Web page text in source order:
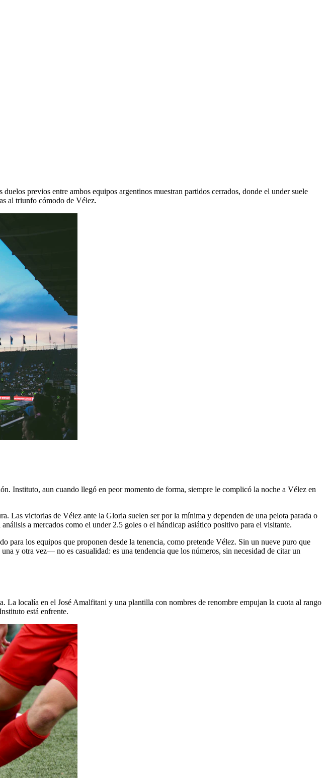
previos entre ambos equipos argentinos muestran partidos cerrados, donde el under suele
al triunfo cómodo de Vélez.
Instituto, aun cuando llegó en peor momento de forma, siempre le complicó la noche a Vélez en
Las victorias de Vélez ante la Gloria suelen ser por la mínima y dependen de una pelota parada o
a mercados como el under 2.5 goles o el hándicap asiático positivo para el visitante.
los equipos que proponen desde la tenencia, como pretende Vélez. Sin un nueve puro que
y otra vez— no es casualidad: es una tendencia que los números, sin necesidad de citar un
La localía en el José Amalfitani y una plantilla con nombres de renombre empujan la cuota al rango
está enfrente.